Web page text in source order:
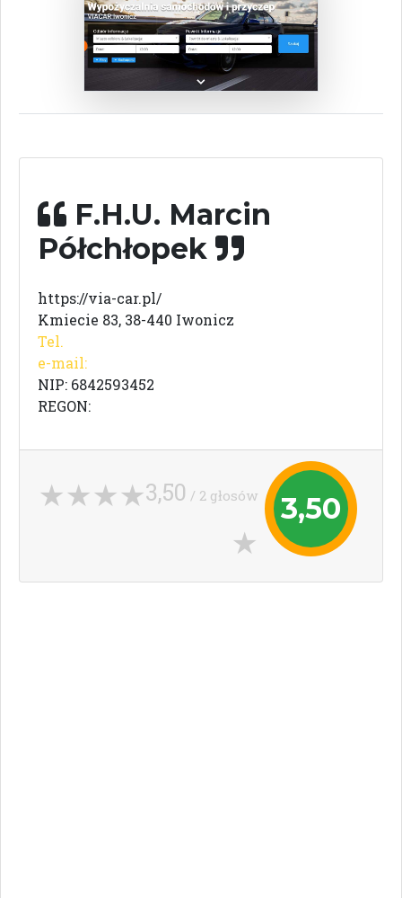
F.H.U. Marcin
Półchłopek
https://via-car.pl/
Kmiecie 83, 38-440 Iwonicz
Tel.
e-mail:
NIP: 6842593452
REGON:
3,50
3,50 / 2 głosów